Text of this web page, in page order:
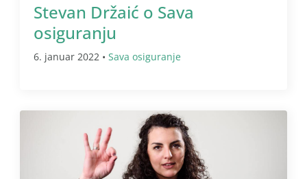
Stevan Držaić o Sava
osiguranju
6. januar 2022 • Sava osiguranje